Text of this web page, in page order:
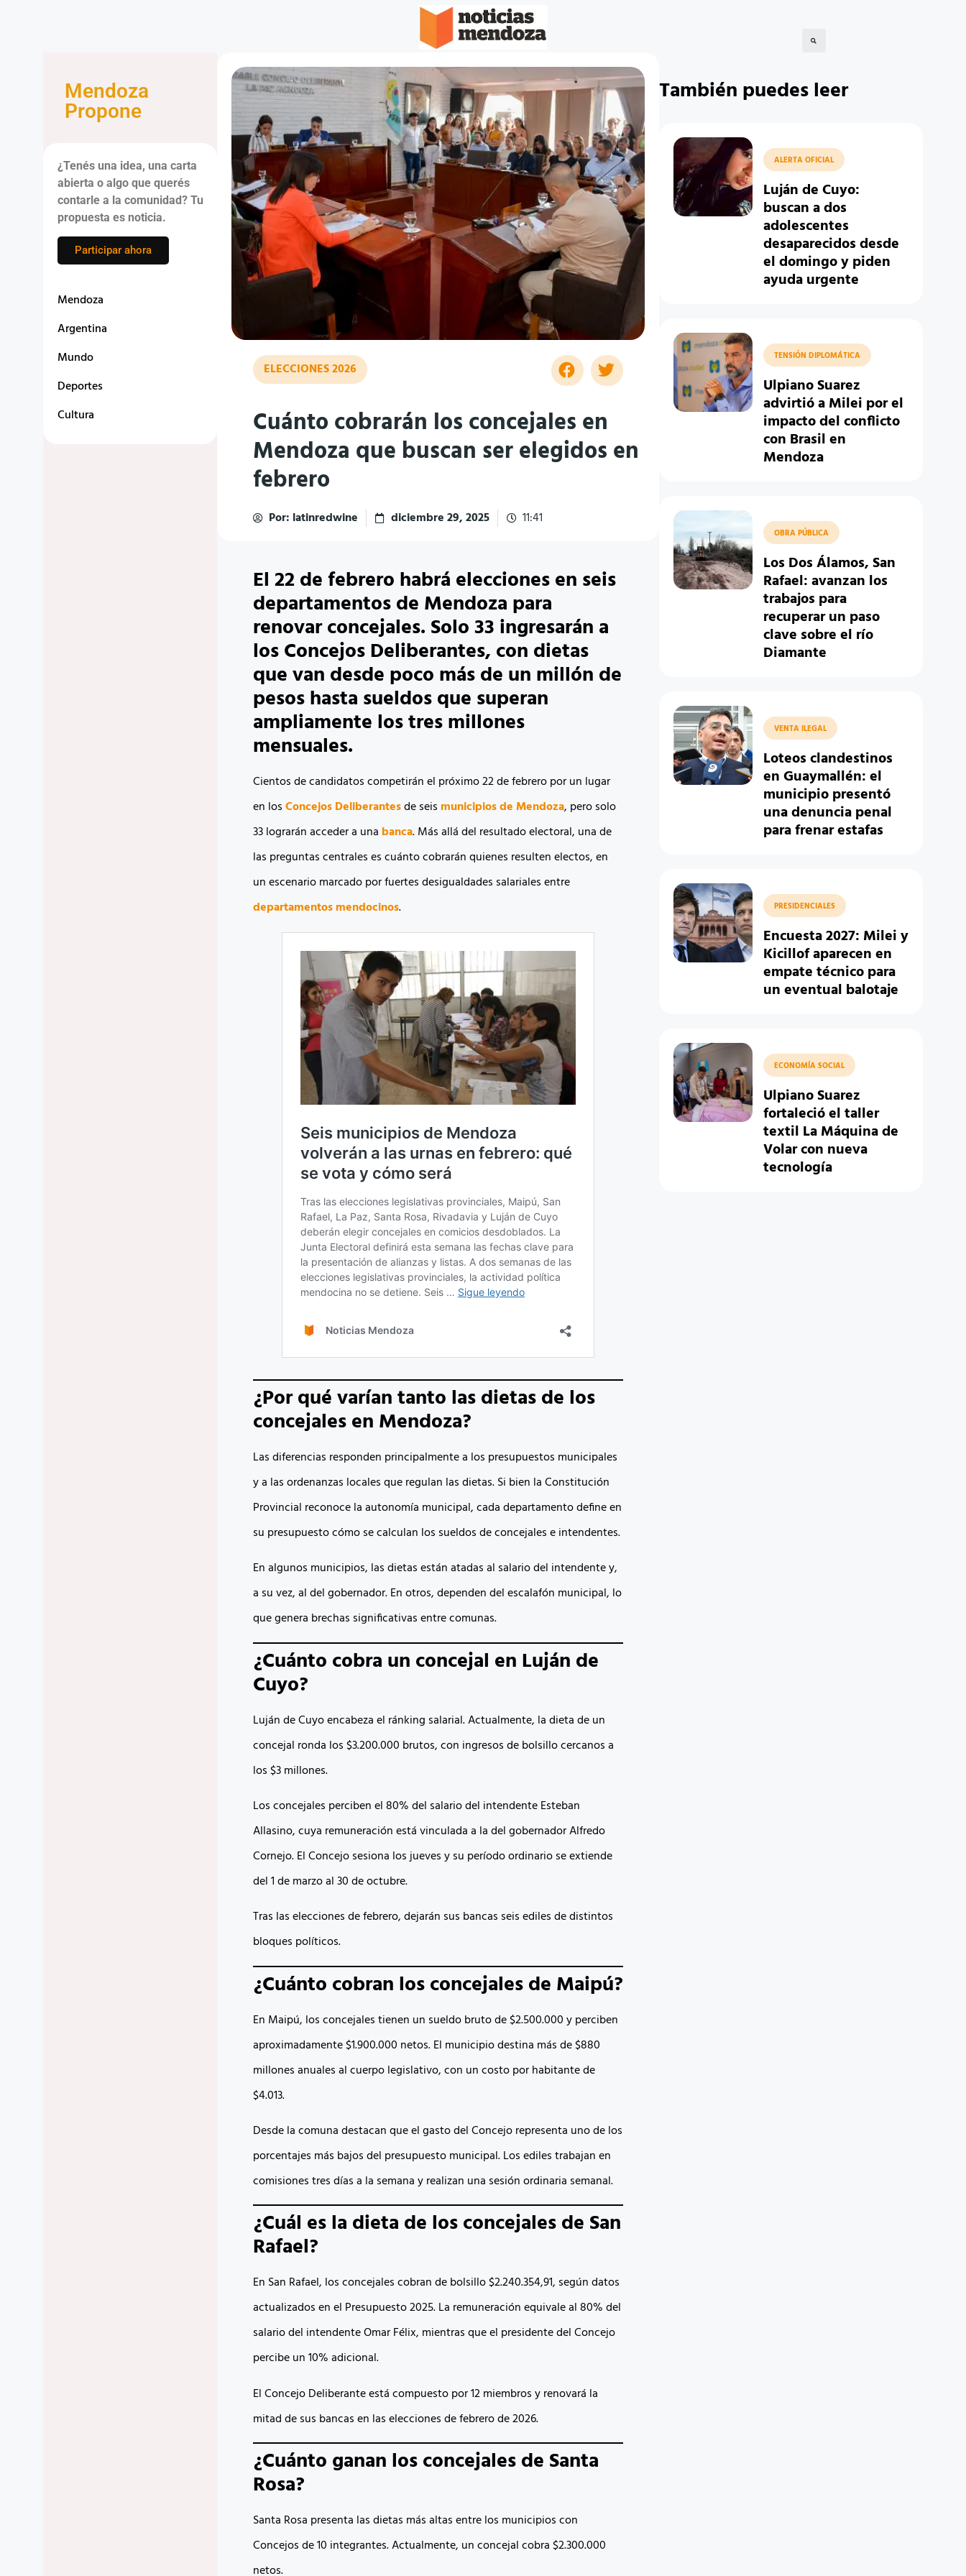
Mendoza
Propone
¿Tenés una idea, una carta
abierta o algo que querés
contarle a la comunidad? Tu
propuesta es noticia.
Participar ahora
Mendoza
Argentina
Mundo
Deportes
Cultura
ELECCIONES 2026
Cuánto cobrarán los concejales en
Mendoza que buscan ser elegidos en
febrero
Por: latinredwine diciembre 29, 2025 11:41
El 22 de febrero habrá elecciones en seis
departamentos de Mendoza para
renovar concejales. Solo 33 ingresarán a
los Concejos Deliberantes, con dietas
que van desde poco más de un millón de
pesos hasta sueldos que superan
ampliamente los tres millones
mensuales.
Cientos de candidatos competirán el próximo 22 de febrero por un lugar
en losConcejos Deliberantesde seis municipios de Mendoza, pero solo
33 lograrán acceder a una banca. Más allá del resultado electoral, una de
las preguntas centrales es cuánto cobrarán quienes resulten electos, en
un escenario marcado por fuertes desigualdades salariales entre
departamentos mendocinos.
¿Por qué varían tanto las dietas de los
concejales en Mendoza?
Las diferencias responden principalmente a los presupuestos municipales
y a las ordenanzas locales que regulan las dietas. Si bien la Constitución
Provincial reconoce la autonomía municipal, cada departamento define en
su presupuesto cómo se calculan los sueldos de concejales e intendentes.
En algunos municipios, las dietas están atadas al salario del intendente y,
a su vez, al del gobernador. En otros, dependen del escalafón municipal, lo
que genera brechas significativas entre comunas.
¿Cuánto cobra un concejal en Luján de
Cuyo?
Luján de Cuyo encabeza el ránking salarial. Actualmente, la dieta de un
concejal ronda los $3.200.000 brutos, con ingresos de bolsillo cercanos a
los $3 millones.
Los concejales perciben el 80% del salario del intendente Esteban
Allasino, cuya remuneración está vinculada a la del gobernador Alfredo
Cornejo. El Concejo sesiona los jueves y su período ordinario se extiende
del 1 de marzo al 30 de octubre.
Tras las elecciones de febrero, dejarán sus bancas seis ediles de distintos
bloques políticos.
¿Cuánto cobran los concejales de Maipú?
En Maipú, los concejales tienen un sueldo bruto de $2.500.000 y perciben
aproximadamente $1.900.000 netos. El municipio destina más de $880
millones anuales al cuerpo legislativo, con un costo por habitante de
$4.013.
Desde la comuna destacan que el gasto del Concejo representa uno de los
porcentajes más bajos del presupuesto municipal. Los ediles trabajan en
comisiones tres días a la semana y realizan una sesión ordinaria semanal.
¿Cuál es la dieta de los concejales de San
Rafael?
En San Rafael, los concejales cobran de bolsillo $2.240.354,91, según datos
actualizados en el Presupuesto 2025. La remuneración equivale al 80% del
salario del intendente Omar Félix, mientras que el presidente del Concejo
percibe un 10% adicional.
El Concejo Deliberante está compuesto por 12 miembros y renovará la
mitad de sus bancas en las elecciones de febrero de 2026.
¿Cuánto ganan los concejales de Santa
Rosa?
Santa Rosa presenta las dietas más altas entre los municipios con
Concejos de 10 integrantes. Actualmente, un concejal cobra $2.300.000
netos.
También puedes leer
ALERTA OFICIAL
Luján de Cuyo:
buscan a dos
adolescentes
desaparecidos desde
el domingo y piden
ayuda urgente
TENSIÓN DIPLOMÁTICA
Ulpiano Suarez
advirtió a Milei por el
impacto del conflicto
con Brasil en
Mendoza
OBRA PÚBLICA
Los Dos Álamos, San
Rafael: avanzan los
trabajos para
recuperar un paso
clave sobre el río
Diamante
VENTA ILEGAL
Loteos clandestinos
en Guaymallén: el
municipio presentó
una denuncia penal
para frenar estafas
PRESIDENCIALES
Encuesta 2027: Milei y
Kicillof aparecen en
empate técnico para
un eventual balotaje
ECONOMÍA SOCIAL
Ulpiano Suarez
fortaleció el taller
textil La Máquina de
Volar con nueva
tecnología